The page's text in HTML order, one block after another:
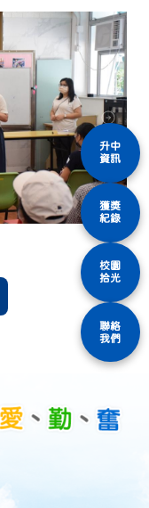
升中
資訊
獲獎
紀錄
校園
拾光
聯絡
我們